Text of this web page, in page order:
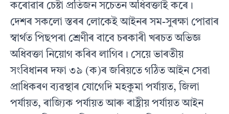
কৰোৱাৰ চেষ্টা প্ৰতিজন সচেতন অধিবক্তাই কৰে।
দেশৰ সকলো স্তৰৰ লোকেই আইনৰ সম-সুৰক্ষা পোৱাৰ
স্বাৰ্থত পিছপৰা শ্ৰেণীৰ বাবে চৰকাৰী খৰচত অভিজ্ঞ
অধিবক্তা নিয়োগ কৰিব লাগিব। সেয়ে ভাৰতীয়
সংবিধানৰ দফা ৩৯ (ক)ৰ জৰিয়তে গঠিত আইন সেৱা
প্ৰাধিকৰণ ব্যৱস্থাৰ যোগেদি মহকুমা পৰ্যায়ত, জিলা
পৰ্যায়ত, ৰাজ্যিক পৰ্যায়ত আৰু ৰাষ্ট্ৰীয় পৰ্যায়ত আইন